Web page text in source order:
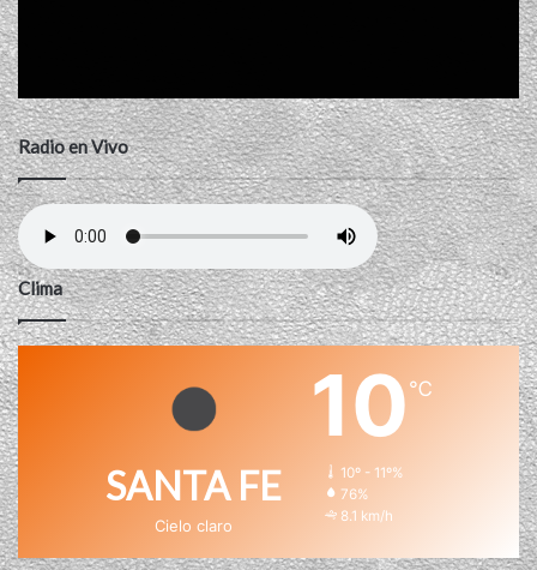
Radio en Vivo
Clima
SANTA FE
Cielo claro
10℃
10º - 11º%
76%
8.1 km/h